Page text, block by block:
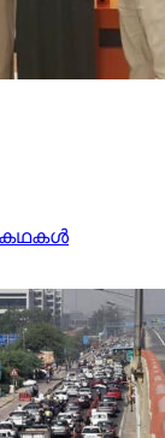
കഥകൾ